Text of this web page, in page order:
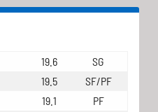
19.6
SG
19.5
SF/PF
19.1
PF